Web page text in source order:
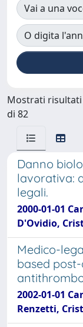
Vai a una
O digita
Mostrati risultati
di 82
Danno
lavorativa:
legali.
2000-01-01
D'Ovidio,
Medico-
based
2002-01-01
Renzetti,